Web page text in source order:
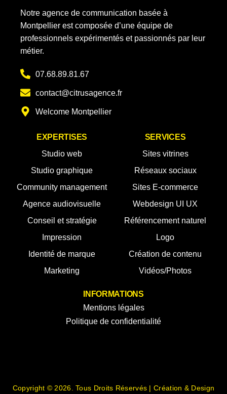
Notre agence de communication basée à
Montpellier est composée d’une équipe de
professionnels expérimentés et passionnés par leur
métier.
07.68.89.81.67
contact@citrusagence.fr
Welcome Montpellier
EXPERTISES
Studio web
Studio graphique
Community management
Agence audiovisuelle
Conseil et stratégie
Impression
Identité de marque
Marketing
SERVICES
Sites vitrines
Réseaux sociaux
Sites E-commerce
Webdesign UI UX
Référencement naturel
Logo
Création de contenu
Vidéos/Photos
INFORMATIONS
Mentions légales
Politique de confidentialité
Copyright © 2026. Tous Droits Réservés | Création & Design